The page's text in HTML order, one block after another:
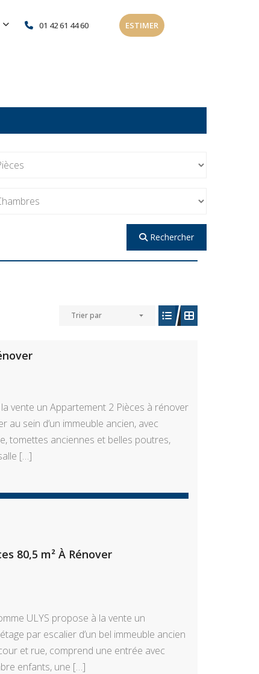
01 42 61 44 60 ESTIMER
Rechercher
Trier par
vente un Appartement 2 Pièces à rénover
au sein d’un immeuble ancien, avec
tomettes anciennes et belles poutres,
[…]
80,5 m² À Rénover
ULYS propose à la vente un
par escalier d’un bel immeuble ancien
et rue, comprend une entrée avec
enfants, une […]